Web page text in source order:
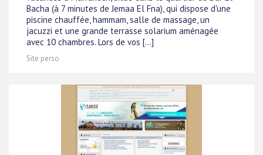
Bacha (à 7 minutes de Jemaa El Fna), qui dispose d'une
piscine chauffée, hammam, salle de massage, un
jacuzzi et une grande terrasse solarium aménagée
avec 10 chambres. Lors de vos [...]
Site perso